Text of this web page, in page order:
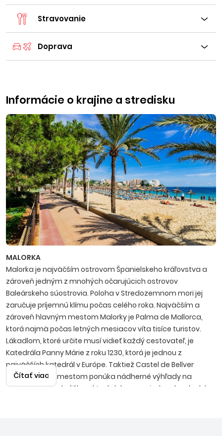
Stravovanie
Doprava
Informácie o krajine a stredisku
MALORKA
Malorka je najväčším ostrovom Španielskeho kráľovstva a
zároveň jedným z mnohých očarujúcich ostrovov
Baleárskeho súostrovia. Poloha v Stredozemnom mori jej
zaručuje príjemnú klímu počas celého roka. Najväčším a
zároveň hlavným mestom Malorky je Palma de Mallorca,
ktorá najmä počas letných mesiacov víta tisíce turistov.
Lákadlom, ktoré určite musí vidieť každý cestovateľ, je
Katedrála Panny Márie z roku 1230, ktorá je jednou z
najväčších katedrál v Európe. Taktiež Castel de Bellver
týčiaci sa nad mestom ponúka nádherné výhľady na
zelené, malebné uličky, v ktorých by sa nejeden dovolenkár
Čítať viac